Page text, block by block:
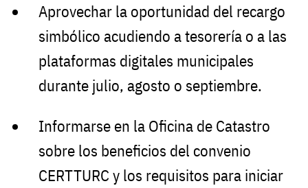
Aprovechar la oportunidad del recargo
simbólico acudiendo a tesorería o a las
plataformas digitales municipales
durante julio, agosto o septiembre.
Informarse en la Oficina de Catastro
sobre los beneficios del convenio
CERTTURC y los requisitos para iniciar